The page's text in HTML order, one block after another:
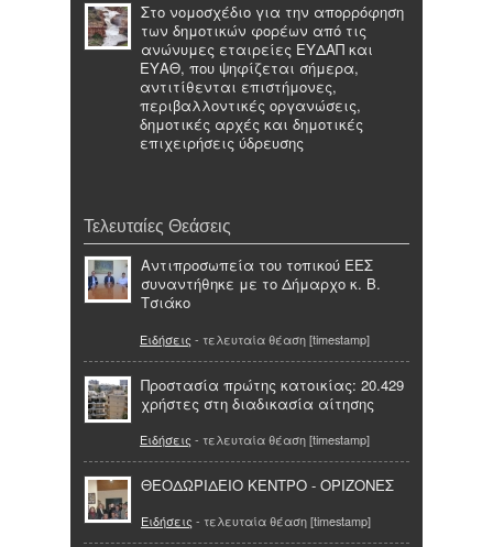
Στο νομοσχέδιο για την απορρόφηση
των δημοτικών φορέων από τις
ανώνυμες εταιρείες ΕΥΔΑΠ και
ΕΥΑΘ, που ψηφίζεται σήμερα,
αντιτίθενται επιστήμονες,
περιβαλλοντικές οργανώσεις,
δημοτικές αρχές και δημοτικές
επιχειρήσεις ύδρευσης
Τελευταίες Θεάσεις
Αντιπροσωπεία του τοπικού ΕΕΣ
συναντήθηκε με το Δήμαρχο κ. Β.
Τσιάκο
Ειδήσεις - τελευταία θέαση [timestamp]
Προστασία πρώτης κατοικίας: 20.429
χρήστες στη διαδικασία αίτησης
Ειδήσεις - τελευταία θέαση [timestamp]
ΘΕΟΔΩΡΙΔΕΙΟ ΚΕΝΤΡΟ - ΟΡΙΖΟΝΕΣ
Ειδήσεις - τελευταία θέαση [timestamp]